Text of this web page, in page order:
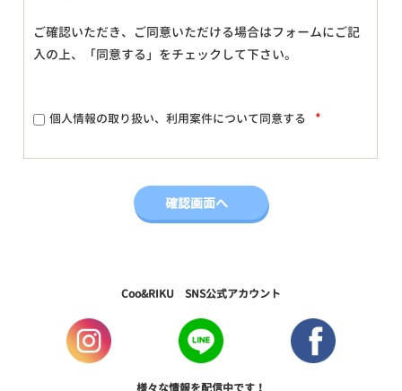
ご確認いただき、ご同意いただける場合はフォームにご記
入の上、「同意する」をチェックして下さい。
個人情報の取り扱い、利用案件について同意する *
Coo&RIKU SNS公式アカウント
様々な情報を配信中です！